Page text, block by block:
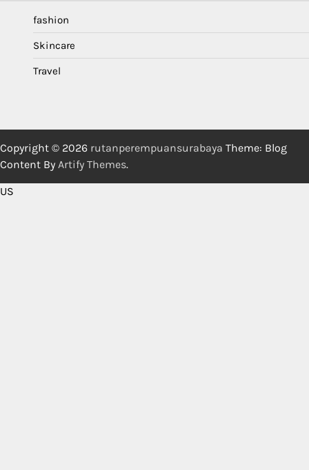
fashion
Skincare
Travel
Copyright © 2026 rutanperempuansurabaya Theme: Blog
Content By Artify Themes.
US